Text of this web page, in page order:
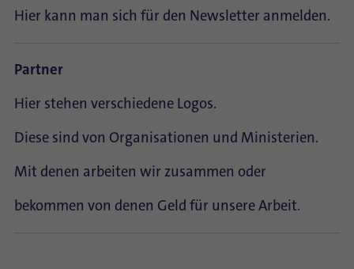
Hier kann man sich für den Newsletter anmelden.
Partner
Hier stehen verschiedene Logos.
Diese sind von Organisationen und Ministerien.
Mit denen arbeiten wir zusammen oder
bekommen von denen Geld für unsere Arbeit.